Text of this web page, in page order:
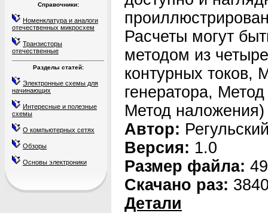
Справочники:
Номенклатура и аналоги
отечественных микросхем
Транзисторы
отечественные
Разделы статей:
Электронные схемы для
начинающих
Интересные и полезные
схемы
О компьютерных сетях
Обзоры
Основы электроники
Расчеты могут
методом из
контурных токов,
генератора,
Метод наложения)
Автор:
Версия: 1.0
Размер файла:
Скачано раз:
Детали